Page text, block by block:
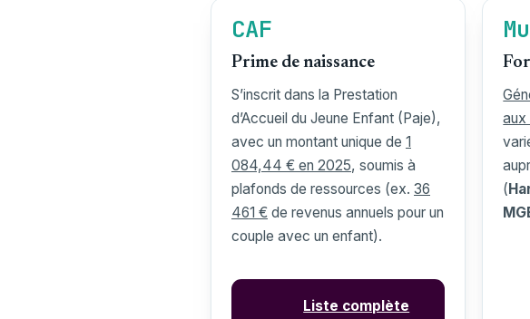
CAF
Prime de naissance
S’inscrit dans la Prestation
d’Accueil du Jeune Enfant (Paje),
avec un montant unique de 1
084,44 € en 2025, soumis à
plafonds de ressources (ex. 36
461 € de revenus annuels pour un
couple avec un enfant).
Liste complète
aux
(